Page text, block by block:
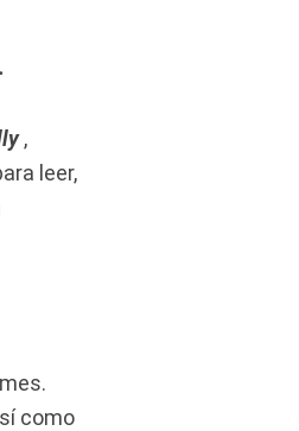
,
leer,
como